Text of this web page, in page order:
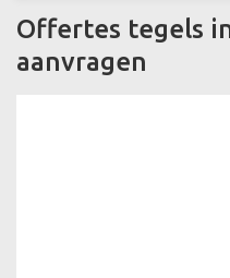
Offertes tegels
aanvragen